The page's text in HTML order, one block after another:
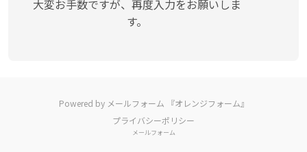
大変お手数ですが、再度入力をお願いしま
す。
Powered by メールフォーム 『オレンジフォーム』
プライバシーポリシー
メールフォーム